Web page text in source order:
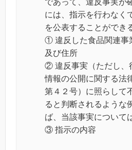
であって、違反事実が
には、指示を行わな
を公表することができ
① 違反した食品関連事
及び住所
② 違反事実（ただし、
情報の公開に関する法
第４２号）に照らして
ると判断されるような
ば、当該事実について
③ 指示の内容